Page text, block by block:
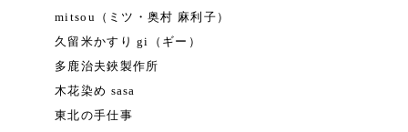
mitsou（ミツ・奥村 麻利子）
久留米かすり gi（ギー）
多鹿治夫鋏製作所
木花染め sasa
東北の手仕事